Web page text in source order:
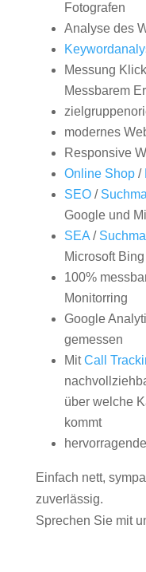
Fotografen
Analyse des
Messung
Messbarem
modernes
Responsive
Online Shop/
SEO/
Google und
SEA/
Microsoft Bing
100%
Monitorring
Google
gemessen
MitCall
über welche
kommt
Einfach nett,
zuverlässig.
Sprechen Sie mit